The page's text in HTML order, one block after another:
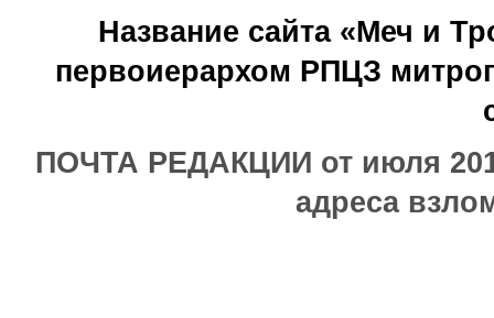
Название сайта «Меч и
первоиерархом РПЦЗ
ПОЧТА РЕДАКЦИИ от июля
адреса